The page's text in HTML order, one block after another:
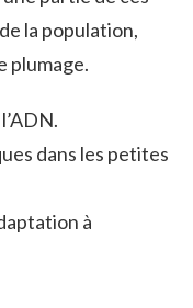
la population,
plumage.
dans les petites
à